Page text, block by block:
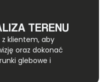
TERENU
klientem, aby
oraz dokonać
glebowe i